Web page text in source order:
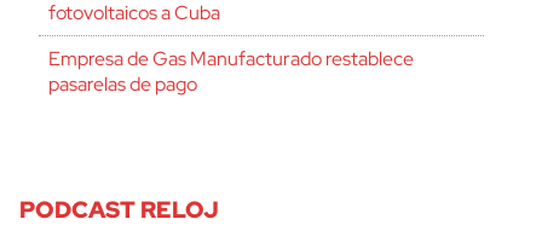
fotovoltaicos a Cuba
Empresa de Gas Manufacturado restablece
pasarelas de pago
PODCAST RELOJ